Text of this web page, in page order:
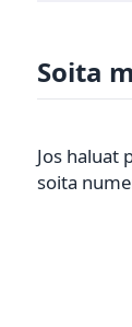
Soita
Jos haluat
soita